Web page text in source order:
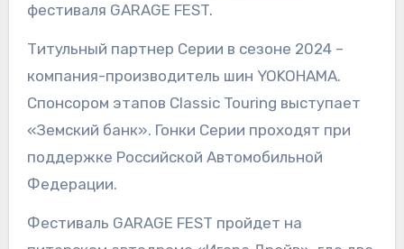
фестиваля GARAGE FEST.
Титульный партнер Серии в сезоне 2024 –
компания-производитель шин YOKOHAMA.
Спонсором этапов Classic Touring выступает
«Земский банк». Гонки Серии проходят при
поддержке Российской Автомобильной
Федерации.
Фестиваль GARAGE FEST пройдет на